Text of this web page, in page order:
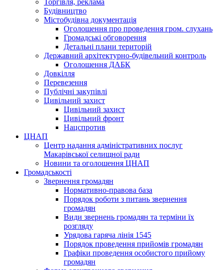
Торгівля, реклама
Будівництво
Містобудівна документація
Оголошення про проведення гром. слухань
Громадські обговорення
Детальні плани територій
Державний архітектурно-будівельний контроль
Оголошення ДАБК
Довкілля
Перевезення
Публічні закупівлі
Цивільний захист
Цивільний захист
Цивільний фронт
Нацспротив
ЦНАП
Центр надання адміністративних послуг
Макарівської селищної ради
Новини та оголошення ЦНАП
Громадськості
Звернення громадян
Нормативно-правова база
Порядок роботи з питань звернення
громадян
Види звернень громадян та терміни їх
розгляду
Урядова гаряча лінія 1545
Порядок проведення прийомів громадян
Графіки проведення особистого прийому
громадян